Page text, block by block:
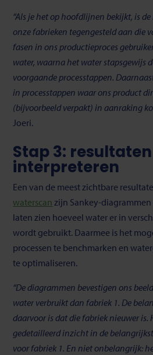
“Als je het op hoofdlijnen bekijkt, is
onze fabrieken tegengesteld aan die
fasen in ons productieproces
water, waarna het water stapsgewijs
voorgaande processtappen.
in processtappen waar ons product
(bijvoorbeeld verpakt) in aanraking
Joeri.
Stap 3: resultaten
interpreteren
Een van de meest zichtbare
waterscan zijn Sankey-
laten zien hoeveel water er in
wordt gebruikt. Daarmee is het
processen te benchmarken en
te optimaliseren.
“De diagrammen bevestigen ons
water verbruikt dan fabriek 1. De
daarvoor is dat die fabriek nieuwer is.
gedetailleerd inzicht in de
voor fabriek 1. En niet onbelangrijk: